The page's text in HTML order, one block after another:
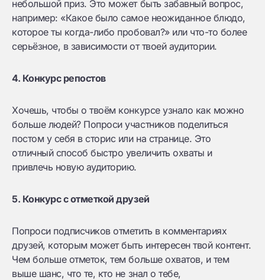
небольшой приз. Это может быть забавный вопрос,
например: «Какое было самое неожиданное блюдо,
которое ты когда-либо пробовал?» или что-то более
серьёзное, в зависимости от твоей аудитории.
4. Конкурс репостов
Хочешь, чтобы о твоём конкурсе узнало как можно
больше людей? Попроси участников поделиться
постом у себя в сторис или на странице. Это
отличный способ быстро увеличить охваты и
привлечь новую аудиторию.
5. Конкурс с отметкой друзей
Попроси подписчиков отметить в комментариях
друзей, которым может быть интересен твой контент.
Чем больше отметок, тем больше охватов, и тем
выше шанс, что те, кто не знал о тебе,